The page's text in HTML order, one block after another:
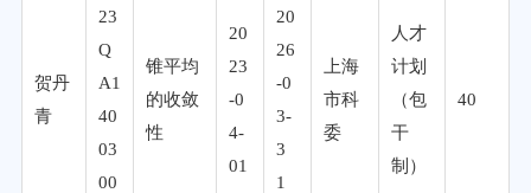
贺丹
青
23
Q
A1
40
03
00
锥平均
的收敛
性
20
23
-0
4-
01
20
26
-0
3-
3
1
上海
市科
委
人才
计划
（包
干
制）
40